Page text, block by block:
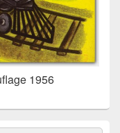
1956